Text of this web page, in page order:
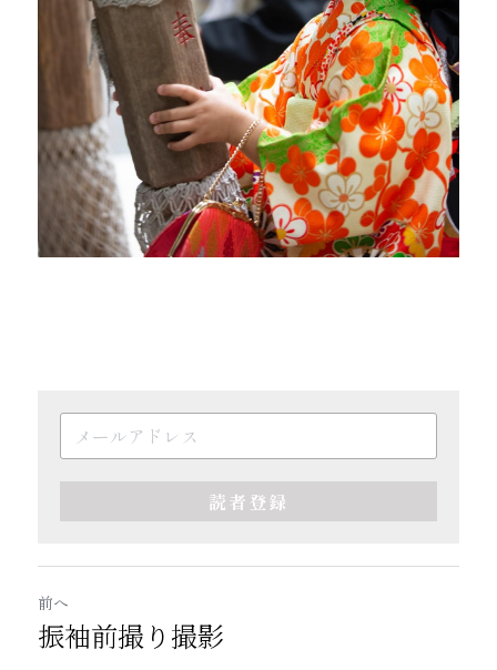
読者登録
前へ
振袖前撮り撮影